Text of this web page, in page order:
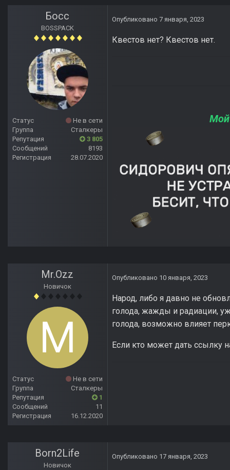
Босс
BOSSPACK
Статус
Не в сети
Группа
Сталкеры
Репутация
3 805
Сообщений
8193
Регистрация
28.07.2020
Опубликовано 7 января, 2023
Квестов нет? Квестов нет.
Mr.Ozz
Новичок
Статус
Не в сети
Группа
Сталкеры
Репутация
1
Сообщений
11
Регистрация
16.12.2020
Опубликовано 10 января, 2023
Народ, либо я давно не
голода, жажды и радиации,
голода, возможно влияет
Если кто может дать ссылку
Born2Life
Новичок
Опубликовано 17 января, 2023